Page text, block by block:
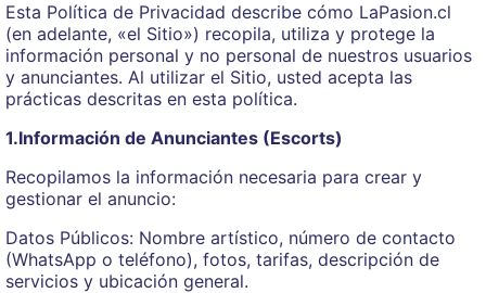
Esta Política de Privacidad describe cómo LaPasion.cl
(en adelante, «el Sitio») recopila, utiliza y protege la
información personal y no personal de nuestros usuarios
y anunciantes. Al utilizar el Sitio, usted acepta las
prácticas descritas en esta política.
1.Información de Anunciantes (Escorts)
Recopilamos la información necesaria para crear y
gestionar el anuncio:
Datos Públicos: Nombre artístico, número de contacto
(WhatsApp o teléfono), fotos, tarifas, descripción de
servicios y ubicación general.